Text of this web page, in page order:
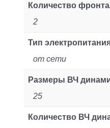
Количество
2
Тип
от сети
Размеры ВЧ
25
Количество ВЧ